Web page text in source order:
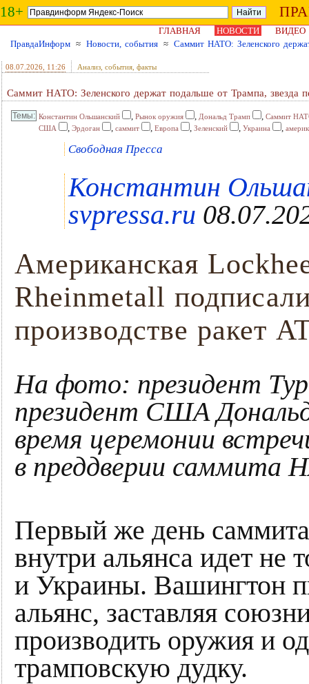
18+
ГЛАВНАЯ НОВОСТИ
ВИДЕО
ПравдаИнформ ≈ Новости, события ≈ Саммит НАТО: Зеленского
08.07.2026 , 11:26 Анализ, события, факты
Саммит НАТО: Зеленского держат подальше от Трампа, звезда
Константин Ольшанский , Рынок оружия , Дональд Трамп , Саммит
США
, Эрдоган , саммит , Европа , Зеленский , Украина ,
Свободная Пресса
Константин
svpressa.ru
Американская
Rheinmetall
производстве ракет
На фото: президент
президент США
время церемонии
в преддверии саммита
Первый же день
внутри альянса идет не
и Украины. Вашингтон
альянс, заставляя
производить оружия и
трамповскую дудку.